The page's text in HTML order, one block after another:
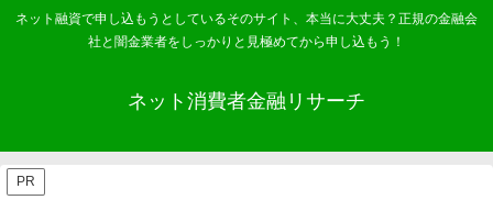
ネット融資で申し込もうとしているそのサイト、本当に大丈夫？正規の金融会
社と闇金業者をしっかりと見極めてから申し込もう！
ネット消費者金融リサーチ
PR